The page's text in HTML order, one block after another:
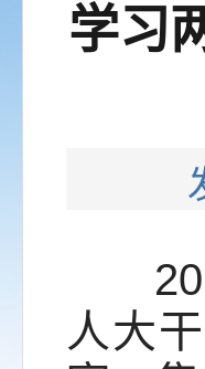
学习
人大